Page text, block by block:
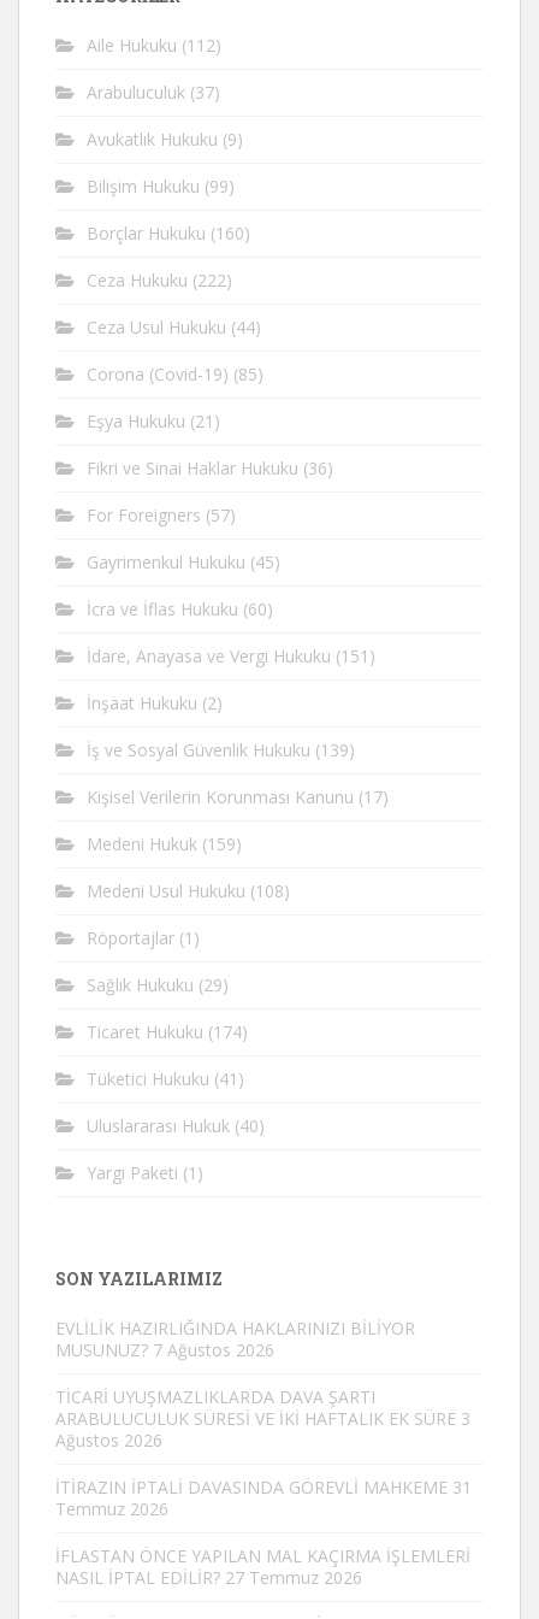
Aile Hukuku (112)
Arabuluculuk (37)
Avukatlık Hukuku (9)
Bilişim Hukuku (99)
Borçlar Hukuku (160)
Ceza Hukuku (222)
Ceza Usul Hukuku (44)
Corona (Covid-19) (85)
Eşya Hukuku (21)
Fikri ve Sinai Haklar Hukuku (36)
For Foreigners (57)
Gayrimenkul Hukuku (45)
İcra ve İflas Hukuku (60)
İdare, Anayasa ve Vergi Hukuku (151)
İnşaat Hukuku (2)
İş ve Sosyal Güvenlik Hukuku (139)
Kişisel Verilerin Korunması Kanunu (17)
Medeni Hukuk (159)
Medeni Usul Hukuku (108)
Röportajlar (1)
Sağlık Hukuku (29)
Ticaret Hukuku (174)
Tüketici Hukuku (41)
Uluslararası Hukuk (40)
Yargı Paketi (1)
SON YAZILARIMIZ
EVLİLİK HAZIRLIĞINDA HAKLARINIZI BİLİYOR
MUSUNUZ? 7 Ağustos 2026
TİCARİ UYUŞMAZLIKLARDA DAVA ŞARTI
ARABULUCULUK SÜRESİ VE İKİ HAFTALIK EK SÜRE 3
Ağustos 2026
İTİRAZIN İPTALİ DAVASINDA GÖREVLİ MAHKEME 31
Temmuz 2026
İFLASTAN ÖNCE YAPILAN MAL KAÇIRMA İŞLEMLERİ
NASIL İPTAL EDİLİR? 27 Temmuz 2026